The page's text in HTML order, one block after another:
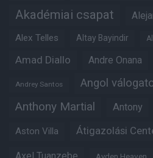
Akadémiai csapat
Alex Telles Altay Bayindir
Amad Diallo Andre Onana
Andrey Santos Angol
Anthony Martial Antony
Aston Villa Átigazolási